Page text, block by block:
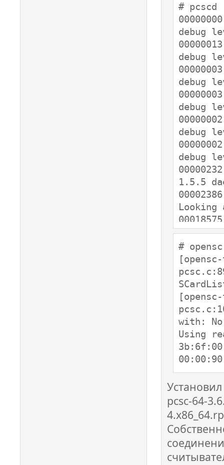
# pcscd
debug
debug
debug
debug
debug
debug
1.5.5
Looking
Looking
Looking
Looking
#
with:
Using
pcsc-64-